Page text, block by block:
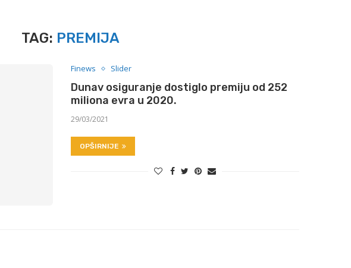
TAG: PREMIJA
Finews Slider
Dunav osiguranje dostiglo premiju od 252
miliona evra u 2020.
29/03/2021
OPŠIRNIJE